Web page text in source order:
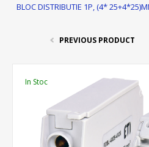
BLOC DISTRIBUTIE 1P, (4*
PREVIOUS PRODUCT
In Stoc